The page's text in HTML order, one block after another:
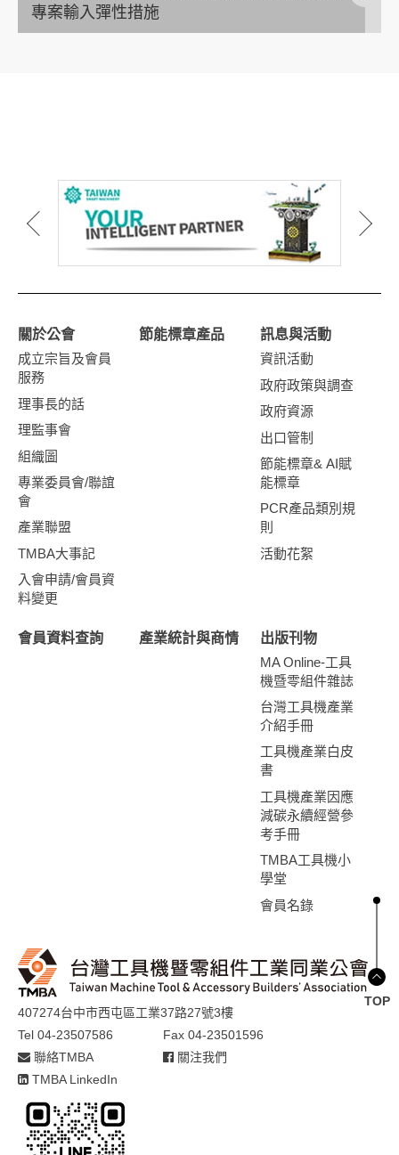
專案輸入彈性措施
關於公會
成立宗旨及會員
服務
理事長的話
理監事會
組織圖
專業委員會/聯誼
會
產業聯盟
TMBA大事記
入會申請/會員資
料變更
節能標章產品
訊息與活動
資訊活動
政府政策與調查
政府資源
出口管制
節能標章& AI賦
能標章
PCR產品類別規
則
活動花絮
會員資料查詢 產業統計與商情
出版刊物
MA Online-工具
機暨零組件雜誌
台灣工具機產業
介紹手冊
工具機產業白皮
書
工具機產業因應
減碳永續經營參
考手冊
TMBA工具機小
學堂
會員名錄
407274台中市西屯區工業37路27號3樓
Tel 04-23507586
Fax 04-23501596
聯絡TMBA
關注我們
TMBA LinkedIn
TOP